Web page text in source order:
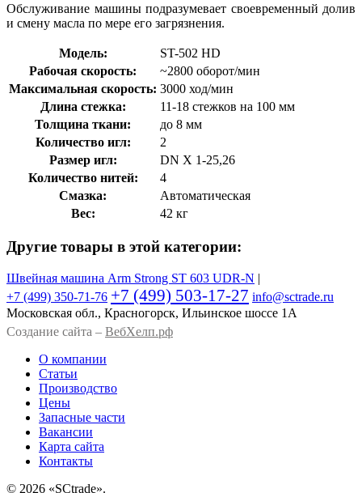
Обслуживание машины подразумевает своевременный долив
и смену масла по мере его загрязнения.
Модель:
ST-502 HD
Рабочая скорость:
~2800 оборот/мин
Максимальная скорость: 3000 ход/мин
Длина стежка:
11-18 стежков на 100 мм
Толщина ткани:
до 8 мм
Количество игл:
2
Размер игл:
DN X 1-25,26
Количество нитей:
4
Смазка:
Автоматическая
Вес:
42 кг
Другие товары в этой категории:
Швейная машина Arm Strong ST 603 UDR-N |
+7 (499) 350-71-76 +7 (499) 503-17-27 info@sctrade.ru
Московская обл., Красногорск, Ильинское шоссе 1А
Создание сайта – ВебХелп.рф
О компании
Статьи
Производство
Цены
Запасные части
Вакансии
Карта сайта
Контакты
© 2026 «SCtrade».